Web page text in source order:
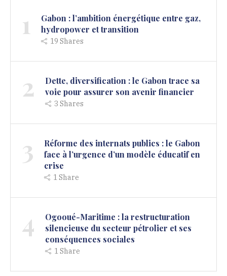
1
Gabon : l’ambition énergétique entre gaz,
hydropower et transition
19 Shares
2
Dette, diversification : le Gabon trace sa
voie pour assurer son avenir financier
3 Shares
3
Réforme des internats publics : le Gabon
face à l’urgence d’un modèle éducatif en
crise
1Share
4
Ogooué-Maritime : la restructuration
silencieuse du secteur pétrolier et ses
conséquences sociales
1Share